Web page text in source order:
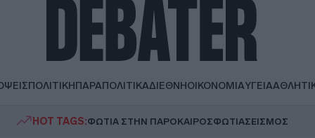
ΠΟΛΙΤΙΚΗΠΑΡΑΠΟΛΙΤΙΚΑΔΙΕΘΝΗΟΙΚΟΝΟΜΙΑΥΓΕΙΑ
HOT TAGS:ΦΩΤΙΑ ΣΤΗΝ ΠΑΡΟΚΑΙΡΟΣΦΩΤΙΑΣΕΙΣΜΟΣ